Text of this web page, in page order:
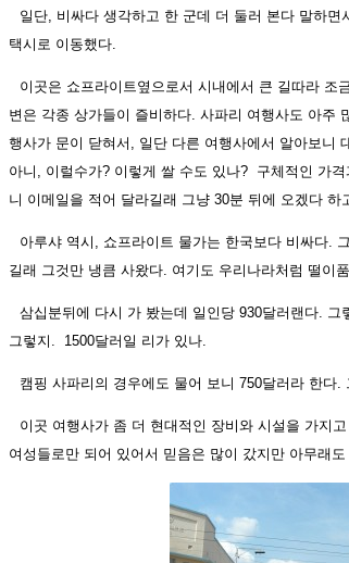
일단, 비싸다 생각하고 한 군데 더 둘러 본다 말하
택시로 이동했다.
이곳은 쇼프라이트옆으로서 시내에서 큰 길따라 조
변은 각종 상가들이 즐비하다. 사파리 여행사도 아주
행사가 문이 닫혀서, 일단 다른 여행사에서 알아보니
아니, 이럴수가? 이렇게 쌀 수도 있나? 구체적인 가
니 이메일을 적어 달라길래 그냥 30분 뒤에 오겠다 하
아루샤 역시, 쇼프라이트 물가는 한국보다 비싸다.
길래 그것만 냉큼 사왔다. 여기도 우리나라처럼 떨이
삼십분뒤에 다시 가 봤는데 일인당 930달러랜다.
그렇지. 1500달러일 리가 있나.
캠핑 사파리의 경우에도 물어 보니 750달러라 한다.
이곳 여행사가 좀 더 현대적인 장비와 시설을 가지
여성들로만 되어 있어서 믿음은 많이 갔지만 아무래도